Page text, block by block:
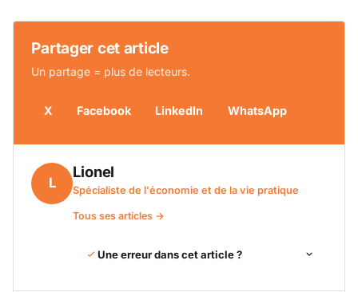
Partager cet article
Un partage = plus de lecteurs.
X Facebook LinkedIn WhatsApp
L
Lionel
Spécialiste de l'économie et de la vie pratique
Tous ses articles →
Une erreur dans cet article ?